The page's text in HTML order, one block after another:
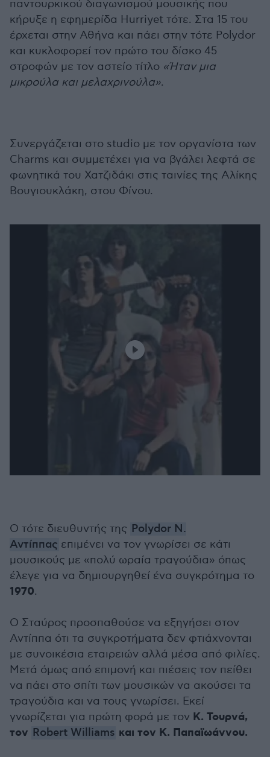
παντουρκικού διαγωνισμού μουσικής που
κήρυξε η εφημερίδα Hurriyet τότε. Στα 15 του
έρχεται στην Αθήνα και πάει στην τότε Polydor
και κυκλοφορεί τον πρώτο του δίσκο 45
στροφών με τον αστείο τίτλο «Ήταν μια
μικρούλα και μελαχρινούλα».
Συνεργάζεται στο studio με τον οργανίστα των
Charms και συμμετέχει για να βγάλει λεφτά σε
φωνητικά του Χατζιδάκι στις ταινίες της Αλίκης
Βουγιουκλάκη, στου Φίνου.
Ο τότε διευθυντής της Polydor Ν.
Αντίππας επιμένει να τον γνωρίσει σε κάτι
μουσικούς με «πολύ ωραία τραγούδια» όπως
έλεγε για να δημιουργηθεί ένα συγκρότημα το
1970.
Ο Σταύρος προσπαθούσε να εξηγήσει στον
Αντίππα ότι τα συγκροτήματα δεν φτιάχνονται
με συνοικέσια εταιρειών αλλά μέσα από φιλίες.
Μετά όμως από επιμονή και πιέσεις τον πείθει
να πάει στο σπίτι των μουσικών να ακούσει τα
τραγούδια και να τους γνωρίσει. Εκεί
γνωρίζεται για πρώτη φορά με τον Κ. Τουρνά,
τον Robert Williams και τον Κ. Παπαϊωάννου.